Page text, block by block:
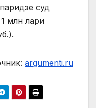
суд
млн лари
argumenti.ru